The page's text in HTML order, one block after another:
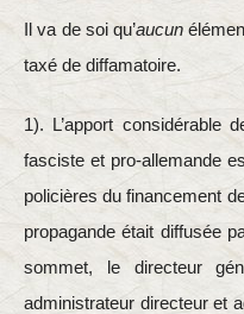
Il va de soi qu’aucun
taxé de diffamatoire.
1). L’apport considérable
fasciste et pro-allemande
policières du financement
propagande était diffusée
sommet, le directeur
administrateur directeur et